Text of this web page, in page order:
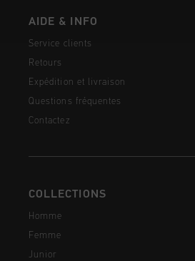
AIDE & INFO
Service clients
Retours
Expédition et livraison
Questions fréquentes
Contactez
COLLECTIONS
Homme
Femme
Junior